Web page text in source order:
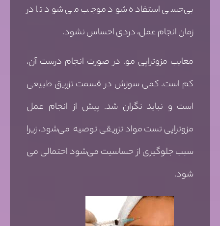
بی‌حسی استفاده شود موجب می شود تا در
زمان انجام عمل، دردی احساس نشود.
معایب مزوتراپی مو، در صورت انجام درست آن،
کم است. کمی سوزش در قسمت تزریق طبیعی
است و نباید نگران شد. پیش از انجام عمل
مزوتراپی تست مواد تزریقی توصیه می‌شود، زیرا
سبب جلوگیری از حساسیت می‌شود احتمالی می
شود.